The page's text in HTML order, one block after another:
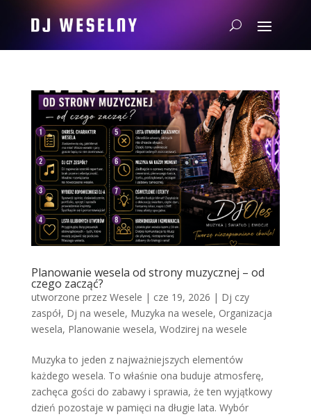
Planowanie wesela od strony muzycznej – od
czego zacząć?
utworzone przez Wesele | cze 19, 2026 | Dj czy
zaspół, Dj na wesele, Muzyka na wesele, Organizacja
wesela, Planowanie wesela, Wodzirej na wesele
Muzyka to jeden z najważniejszych elementów
każdego wesela. To właśnie ona buduje atmosferę,
zachęca gości do zabawy i sprawia, że ten wyjątkowy
dzień pozostaje w pamięci na długie lata. Wybór